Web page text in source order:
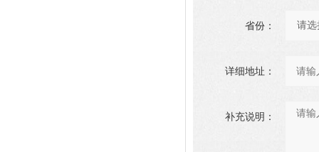
省份：
详细地址：
补充说明：